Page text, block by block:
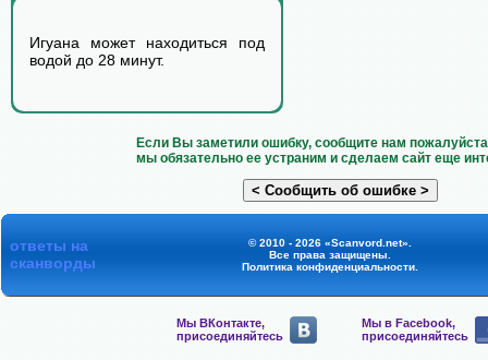
Игуана может находиться под
водой до 28 минут.
Если Вы заметили ошибку, сообщите нам
мы обязательно ее устраним и сделаем сайт еще
ответы на
сканворды
© 2010 - 2026 «Scanvord.net».
Все права защищены.
Политика конфиденциальности.
Мы ВКонтакте,
присоединяйтесь
Мы в Facebook,
присоединяйтесь